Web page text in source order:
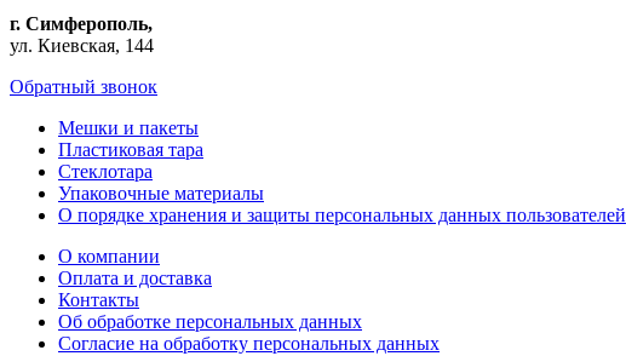
г. Симферополь,
ул. Киевская, 144
Обратный звонок
Мешки и пакеты
Пластиковая тара
Стеклотара
Упаковочные материалы
О порядке хранения и защиты персональных данных пользователей
О компании
Оплата и доставка
Контакты
Об обработке персональных данных
Согласие на обработку персональных данных